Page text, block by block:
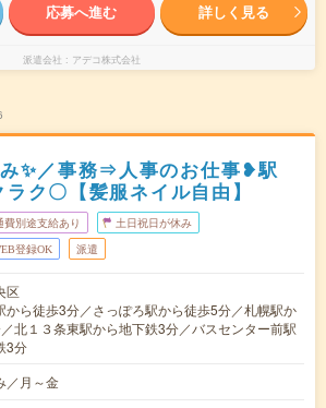
応募へ進む 詳しく見る
派遣会社 アデコ株式会社
✨／事務⇒人事のお仕事❥駅
ク〇【髪服ネイル自由】
費別途支給あり 土日祝日が休み
登録OK 派遣
区
から徒歩3分／さっぽろ駅から徒歩5分／札幌駅か
北１３条東駅から地下鉄3分／バスセンター前駅
3分
／月～金